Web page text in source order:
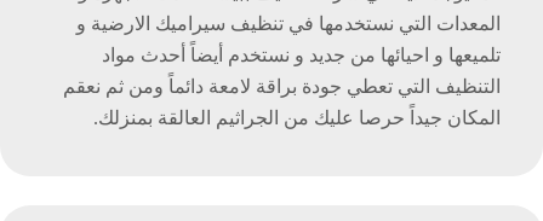
المعدات التي نستخدمها في تنظيف سيراميك الارضية و
تلميعها و احيائها من جديد و نستخدم أيضاً أحدث مواد
التنظيف التي تعطي جودة براقة لامعة دائماً ومن ثم نعقم
المكان جيداً حرصا عليك من الجراثيم العالقة بمنزلك.